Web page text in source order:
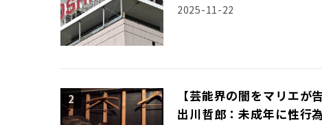
2025-11-22
【芸能界の闇をマリエが
出川哲郎：未成年に性